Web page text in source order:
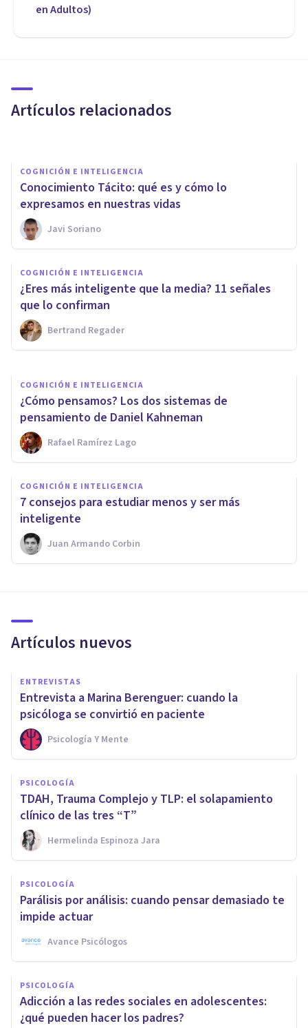
en Adultos)
Artículos relacionados
Bilingüismo e inteligencia,
¿cómo se relacionan?
COGNICIÓN E INTELIGENCIA
Conocimiento Tácito: qué es y cómo lo
expresamos en nuestras vidas
Javi Soriano
COGNICIÓN E INTELIGENCIA
​¿Eres más inteligente que la media? 11 señales
que lo confirman
Bertrand Regader
COGNICIÓN E INTELIGENCIA
Los 4 tipos de razonamiento
principales (y sus
características)
Oscar Castillero Mimenza
COGNICIÓN E INTELIGENCIA
​¿Cómo pensamos? Los dos sistemas de
pensamiento de Daniel Kahneman
Rafael Ramírez Lago
COGNICIÓN E INTELIGENCIA
​7 consejos para estudiar menos y ser más
inteligente
Juan Armando Corbin
Artículos nuevos
ENTREVISTAS
Entrevista a Marina Berenguer: cuando la
psicóloga se convirtió en paciente
Psicología Y Mente
PSICOLOGÍA
TDAH, Trauma Complejo y TLP: el solapamiento
clínico de las tres “T”
Hermelinda Espinoza Jara
PSICOLOGÍA
Parálisis por análisis: cuando pensar demasiado te
impide actuar
Avance Psicólogos
PSICOLOGÍA
Adicción a las redes sociales en adolescentes:
¿qué pueden hacer los padres?